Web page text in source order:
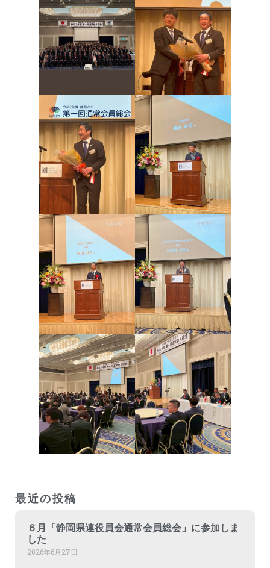
最近の投稿
６月「静岡県連役員会通常会員総会」に参加しま
した
2026年6月27日